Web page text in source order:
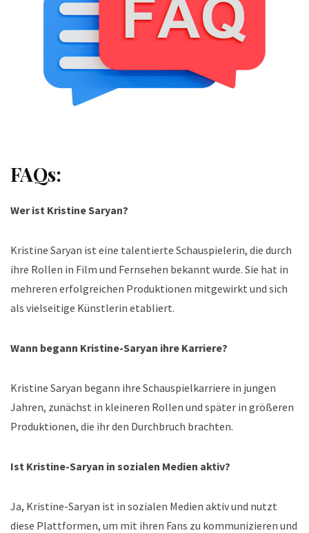
FAQs:
Wer ist Kristine Saryan?
Kristine Saryan ist eine talentierte Schauspielerin, die durch
ihre Rollen in Film und Fernsehen bekannt wurde. Sie hat in
mehreren erfolgreichen Produktionen mitgewirkt und sich
als vielseitige Künstlerin etabliert.
Wann begann Kristine-Saryan ihre Karriere?
Kristine Saryan begann ihre Schauspielkarriere in jungen
Jahren, zunächst in kleineren Rollen und später in größeren
Produktionen, die ihr den Durchbruch brachten.
Ist Kristine-Saryan in sozialen Medien aktiv?
Ja, Kristine-Saryan ist in sozialen Medien aktiv und nutzt
diese Plattformen, um mit ihren Fans zu kommunizieren und